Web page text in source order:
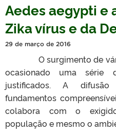
Aedes aegypti e
Zika vírus e da
29 de março de 2016
O surgimento de
ocasionado uma série
justificados. A
fundamentos
colabora com o
população e mesmo o